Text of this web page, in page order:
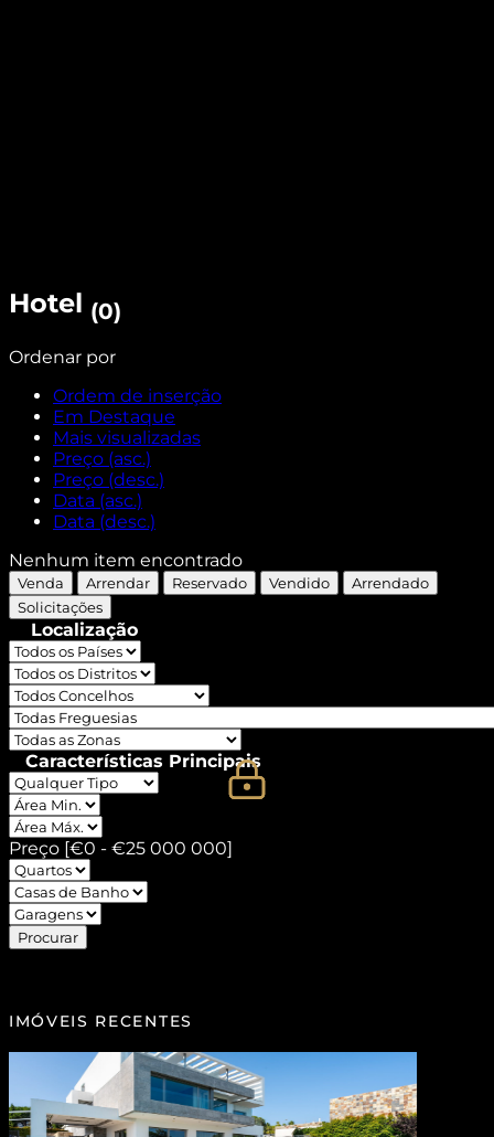
Hotel (0)
Ordenar por
Ordem de inserção
Em Destaque
Mais visualizadas
Preço (asc.)
Preço (desc.)
Data (asc.)
Data (desc.)
Nenhum item encontrado
Venda Arrendar Reservado Vendido
Arrendado
Solicitações
Localização
Características Principais
Preço [€0 - €25 000 000]
Procurar
IMÓVEIS RECENTES